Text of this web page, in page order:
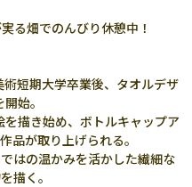
る畑でのんびり休憩中！
短期大学卒業後、タオルデザ
始。
描き始め、ボトルキャップア
品が取り上げられる。
はの温かみを活かした繊細な
描く。